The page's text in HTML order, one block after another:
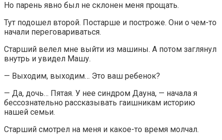
Но парень явно был не склонен меня прощать.
Тут подошел второй. Постарше и построже. Они о чем-то
начали переговариваться.
Старший велел мне выйти из машины. А потом заглянул
внутрь и увидел Машу.
— Выходим, выходим… Это ваш ребенок?
— Да, дочь… Пятая. У нее синдром Дауна, — начала я
бессознательно рассказывать гаишникам историю
нашей семьи.
Старший смотрел на меня и какое-то время молчал.